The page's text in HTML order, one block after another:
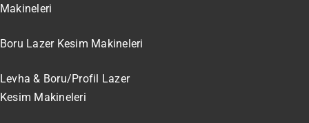
Makineleri
Boru Lazer Kesim Makineleri
Levha & Boru/Profil Lazer
Kesim Makineleri